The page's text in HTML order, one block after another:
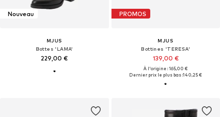
Nouveau
MJUS
Bottes 'LAMA'
229,00 €
PROMOS
MJUS
Bottines 'TERESA'
139,00 €
À l'origine : 165,00 €
Dernier prix le plus bas :140,25 €